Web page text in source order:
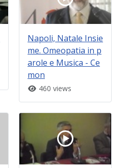
Napoli, Natale Insie
me. Omeopatia in p
arole e Musica - Ce
mon
460 views